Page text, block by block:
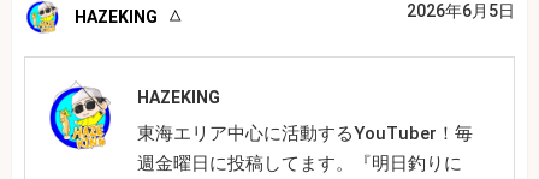
HAZEKING 2026年6月5日
HAZEKING
東海エリア中心に活動するYouTuber！毎
週金曜日に投稿してます。『明日釣りに